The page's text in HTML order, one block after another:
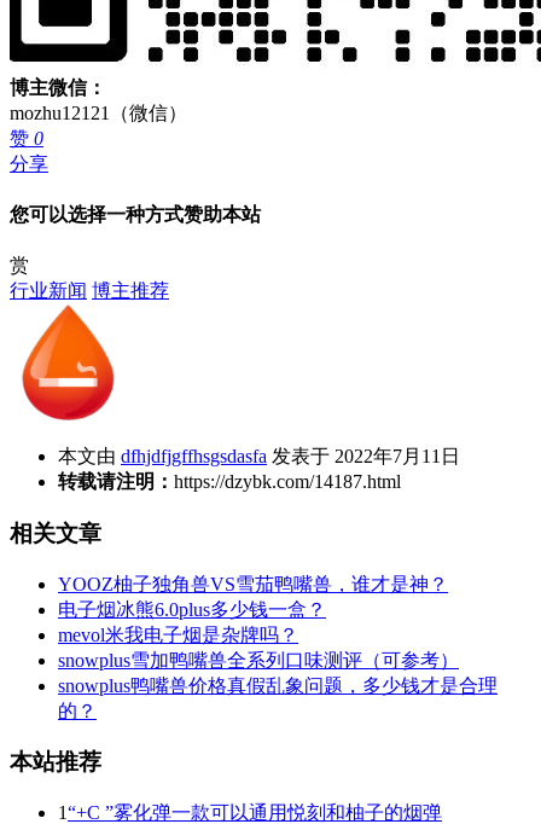
博主微信：
mozhu12121（微信）
赞 0
分享
您可以选择一种方式赞助本站
赏
行业新闻 博主推荐
本文由 dfhjdfjgffhsgsdasfa 发表于 2022年7月11日
转载请注明： https://dzybk.com/14187.html
相关文章
YOOZ柚子独角兽VS雪茄鸭嘴兽，谁才是神？
电子烟冰熊6.0plus多少钱一盒？
mevol米我电子烟是杂牌吗？
snowplus雪加鸭嘴兽全系列口味测评（可参考）
snowplus鸭嘴兽价格真假乱象问题，多少钱才是合理
的？
本站推荐
1“+C ”雾化弹一款可以通用悦刻和柚子的烟弹